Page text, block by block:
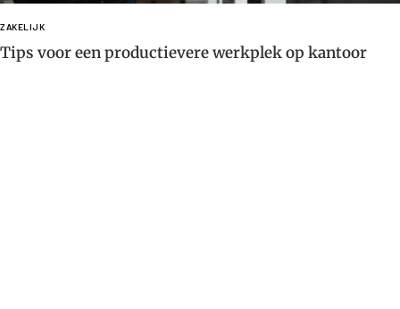
ZAKELIJK
Tips voor een productievere werkplek op kantoor